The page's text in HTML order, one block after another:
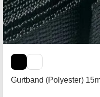
Gurtband (Polyester)